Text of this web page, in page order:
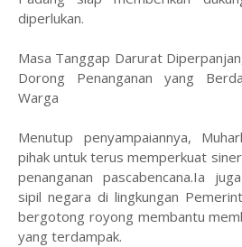
diperlukan.
Masa Tanggap Darurat
Dorong Penanganan yang
Warga
Menutup penyampaiannya,
pihak untuk terus memperkuat
penanganan pascabencana.Ia
sipil negara di lingkungan
bergotong royong membantu
yang terdampak.